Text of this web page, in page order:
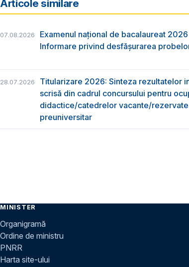
Articole similare
07.08.2026
Examenul național de bacalaureat
Informare privind desfășurarea
28.07.2026
Titularizare 2026: Sinteza rezultatelor
scrisă din cadrul concursului pentru
didactice/catedrelor vacante/rezervate
preuniversitar
MINISTER
Organigramă
Ordine de ministru
PNRR
Harta site-ului